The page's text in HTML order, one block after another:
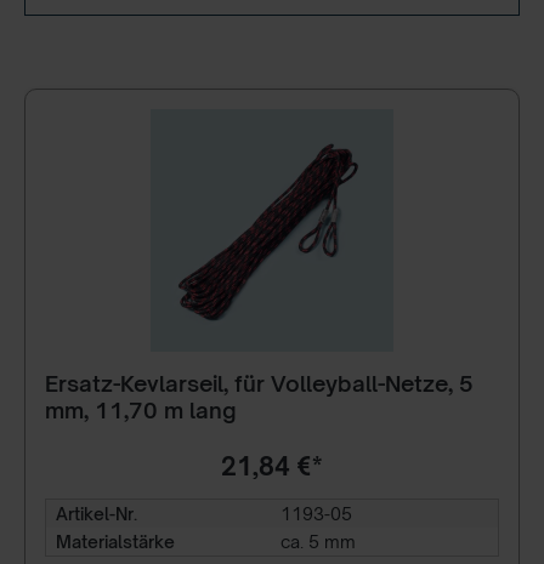
Ersatz-Kevlarseil, für Volleyball-Netze, 5
mm, 11,70 m lang
21,84 €*
Artikel-Nr.
1193-05
Materialstärke
ca. 5 mm